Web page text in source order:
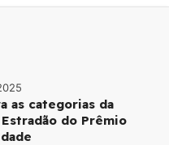
as categorias da
do Prêmio